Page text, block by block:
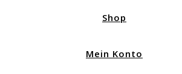
Shop
Mein Konto